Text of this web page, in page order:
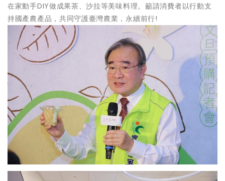
在家動手DIY做成果茶、沙拉等美味料理。籲請消費者以行動支
持國產農產品，共同守護臺灣農業，永續前行!